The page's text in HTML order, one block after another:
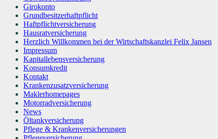
Girokonto
Grundbesitzerhaftpflicht
Haftpflichtversicherung
Hausratversicherung
Herzlich Willkommen bei der Wirtschaftskanzlei Felix Jansen
Impressum
Kapitallebensversicherung
Konsumkredit
Kontakt
Krankenzusatzversicherung
Maklerhomepages
Motorradversicherung
News
Öltankversicherung
Pflege & Krankenversicherungen